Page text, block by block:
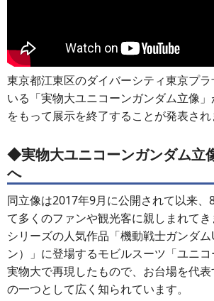
東京都江東区のダイバーシティ東京プ
いる「実物大ユニコーンガンダム立像
をもって展示を終了することが発表され
◆実物大ユニコーンガンダム立
へ
同立像は2017年9月に公開されて以来、
て多くのファンや観光客に親しまれて
シリーズの人気作品「機動戦士ガンダ
ン）」に登場するモビルスーツ「ユニ
実物大で再現したもので、お台場を代
の一つとして広く知られています。